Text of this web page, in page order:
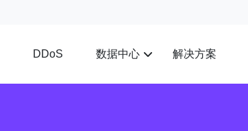
DDoS 数据中心 解决方案